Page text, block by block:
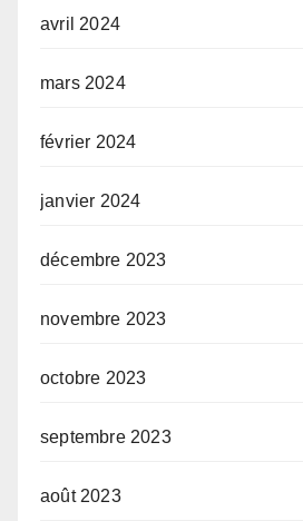
avril 2024
mars 2024
février 2024
janvier 2024
décembre 2023
novembre 2023
octobre 2023
septembre 2023
août 2023